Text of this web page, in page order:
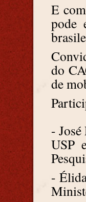
E
pode
do
de
-
USP
-